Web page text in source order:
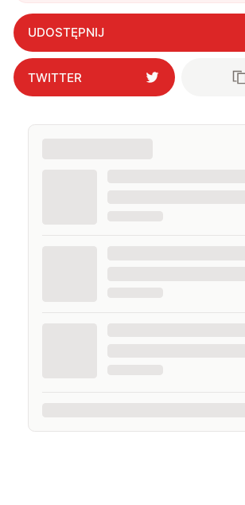
UDOSTĘPNIJ
TWITTER